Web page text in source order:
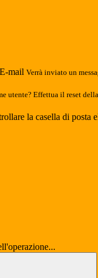
E-mail Verrà inviato un
utente? Effettua il reset
la casella di posta